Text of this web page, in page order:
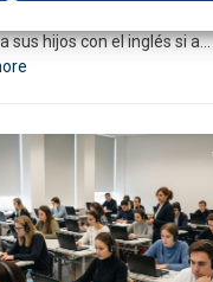
sus hijos con el inglés si a…